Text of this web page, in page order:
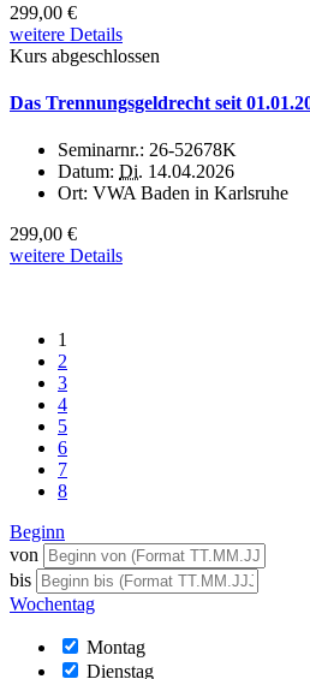
299,00 €
weitere Details
Kurs abgeschlossen
Das Trennungsgeldrecht seit
Seminarnr.: 26-52678K
Datum: Di. 14.04.2026
Ort: VWA Baden in Karlsruhe
299,00 €
weitere Details
1
2
3
4
5
6
7
8
Beginn
von
bis
Wochentag
Montag
Dienstag